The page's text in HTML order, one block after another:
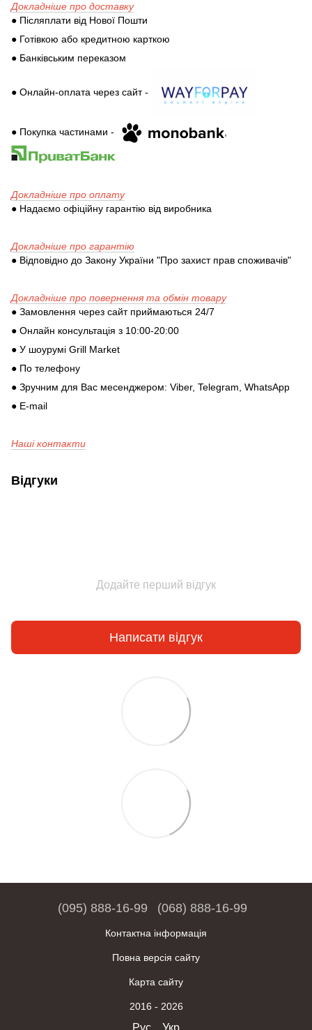
Докладніше про доставку
● Післяплати від Нової Пошти
● Готівкою або кредитною карткою
● Банківським переказом
● Онлайн-оплата через сайт -
● Покупка частинами - ,
Докладніше про оплату
● Надаємо офіційну гарантію від виробника
Докладніше про гарантію
● Відповідно до Закону України "Про захист прав споживачів"
Докладніше про повернення та обмін товару
● Замовлення через сайт приймаються 24/7
● Онлайн консультація з 10:00-20:00
● У шоурумі Grill Market
● По телефону
● Зручним для Вас месенджером: Viber, Telegram, WhatsApp
● E-mail
Наші контакти
Відгуки
Додайте перший відгук
Написати відгук
(095) 888-16-99 (068) 888-16-99
Контактна інформація
Повна версія сайту
Карта сайту
2016 - 2026